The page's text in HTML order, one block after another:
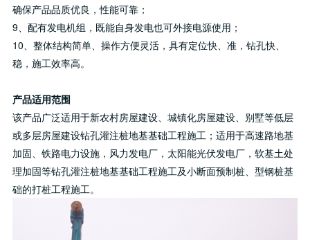
确保产品品质优良，性能可靠；
9、配有发电机组，既能自身发电也可外接电源使用；
10、整体结构简单、操作方便灵活，具有定位快、准，钻孔快、
稳，施工效率高。
产品适用范围
该产品广泛适用于新农村房屋建设、城镇化房屋建设、别墅等低层
或多层房屋建设钻孔灌注桩地基基础工程施工；适用于高速路地基
加固、铁路电力设施，风力发电厂，太阳能光伏发电厂，软基土处
理加固等钻孔灌注桩地基基础工程施工及小断面预制桩、型钢桩基
础的打桩工程施工。